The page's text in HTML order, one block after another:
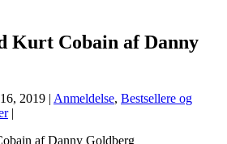
Kurt Cobain af Danny
2019 | Anmeldelse, Bestsellere og
|